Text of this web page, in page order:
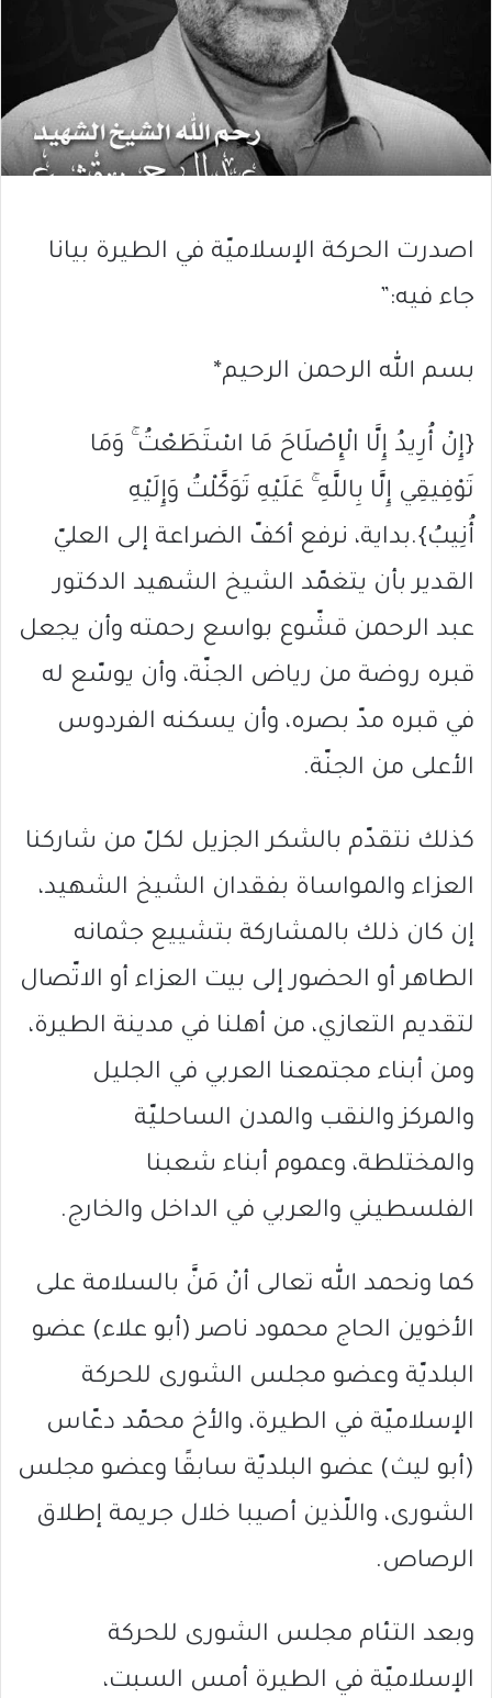
اصدرت الحركة الإسلاميّة في الطيرة بيانا
جاء فيه:”
بسم الله الرحمن الرحيم*
{إِنْ أُرِيدُ إِلَّا الْإِصْلَاحَ مَا اسْتَطَعْتُ ۚ وَمَا
تَوْفِيقِي إِلَّا بِاللَّهِ ۚ عَلَيْهِ تَوَكَّلْتُ وَإِلَيْهِ
أُنِيبُ}.بداية، نرفع أكفّ الضراعة إلى العليّ
القدير بأن يتغمّد الشيخ الشهيد الدكتور
عبد الرحمن قشّوع بواسع رحمته وأن يجعل
قبره روضة من رياض الجنّة، وأن يوسّع له
في قبره مدّ بصره، وأن يسكنه الفردوس
الأعلى من الجنّة.
كذلك نتقدّم بالشكر الجزيل لكلّ من شاركنا
العزاء والمواساة بفقدان الشيخ الشهيد،
إن كان ذلك بالمشاركة بتشييع جثمانه
الطاهر أو الحضور إلى بيت العزاء أو الاتّصال
لتقديم التعازي، من أهلنا في مدينة الطيرة،
ومن أبناء مجتمعنا العربي في الجليل
والمركز والنقب والمدن الساحليّة
والمختلطة، وعموم أبناء شعبنا
الفلسطيني والعربي في الداخل والخارج.
كما ونحمد الله تعالى أنْ مَنَّ بالسلامة على
الأخوين الحاج محمود ناصر (أبو علاء) عضو
البلديّة وعضو مجلس الشورى للحركة
الإسلاميّة في الطيرة، والأخ محمّد دعّاس
(أبو ليث) عضو البلديّة سابقًا وعضو مجلس
الشورى، واللّذين أصيبا خلال جريمة إطلاق
الرصاص.
وبعد التئام مجلس الشورى للحركة
الإسلاميّة في الطيرة أمس السبت،